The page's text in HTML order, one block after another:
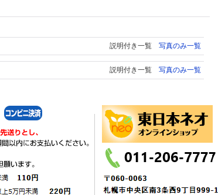
説明付き一覧 写真のみ一覧
説明付き一覧 写真のみ一覧